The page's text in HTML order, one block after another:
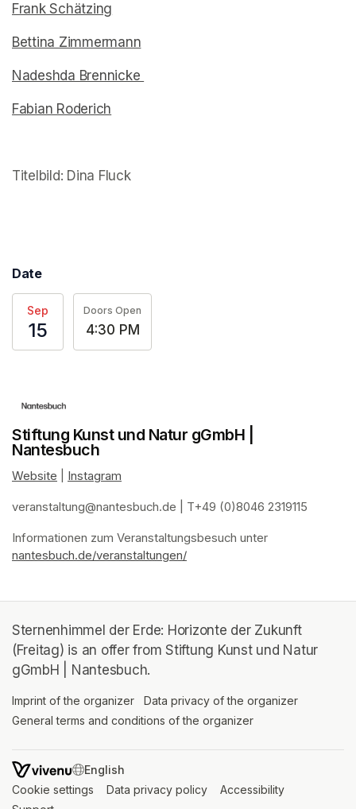
Frank Schätzing
Bettina Zimmermann
Nadeshda Brennicke
Fabian Roderich
(opens in a new tab)
Titelbild: Dina Fluck
Date
Sep
15
Doors Open
4:30 PM
Stiftung Kunst und Natur gGmbH |
Nantesbuch
Website (opens in a new tab)
Instagram
veranstaltung@nantesbuch.de (opens in a new tab)
| T+49 (0)8046 2319115
Informationen zum Veranstaltungsbesuch (opens in a new tab)
(opens in a new tab)
(opens in a new tab)
(opens in a new tab)
nantesbuch.de/veranstaltungen/
Sternenhimmel der Erde: Horizonte der Zukunft
(Freitag) is an offer from Stiftung Kunst und Natur
gGmbH | Nantesbuch.
Imprint of the organizer (opens in a new tab)
Data privacy of the organizer
General terms and conditions of the organizer
SWITCH LANGUAGE
Cookie settings (opens in a new tab)
Data privacy policy (opens in a new tab)
Accessibility